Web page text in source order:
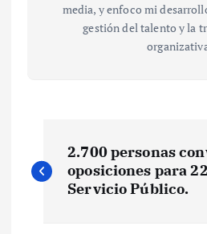
media, y enfoco mi
gestión del talento y la
a
2.700 personas
oposiciones para
Servicio Público.